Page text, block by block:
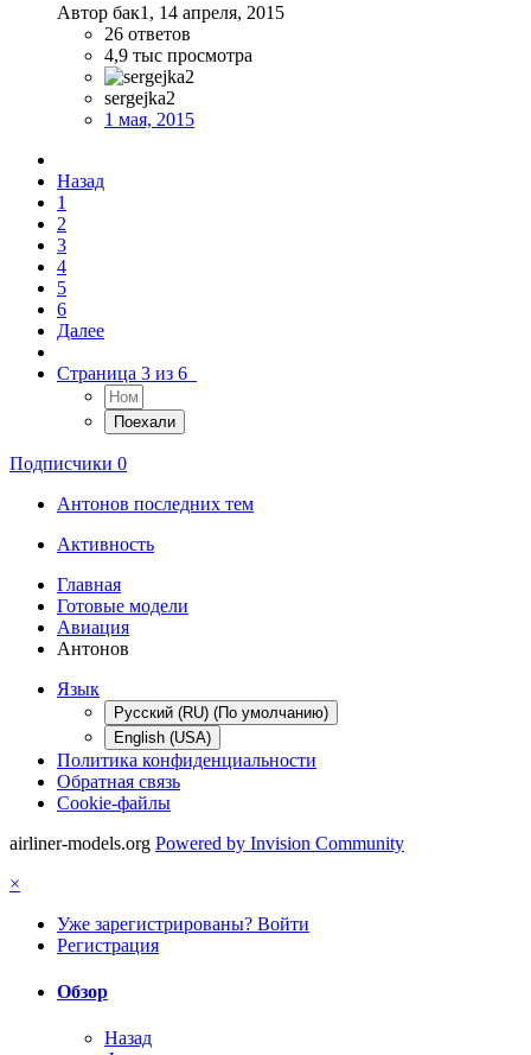
Автор бак1, 14 апреля, 2015
26 ответов
4,9 тыс просмотра
sergejka2
1 мая, 2015
Назад
1
2
3
4
5
6
Далее
Страница 3 из 6
Подписчики 0
Антонов последних тем
Активность
Главная
Готовые модели
Авиация
Антонов
Язык
Русский (RU) (По умолчанию)
English (USA)
Политика конфиденциальности
Обратная связь
Cookie-файлы
airliner-models.org Powered by Invision Community
×
Уже зарегистрированы? Войти
Регистрация
Обзор
Назад